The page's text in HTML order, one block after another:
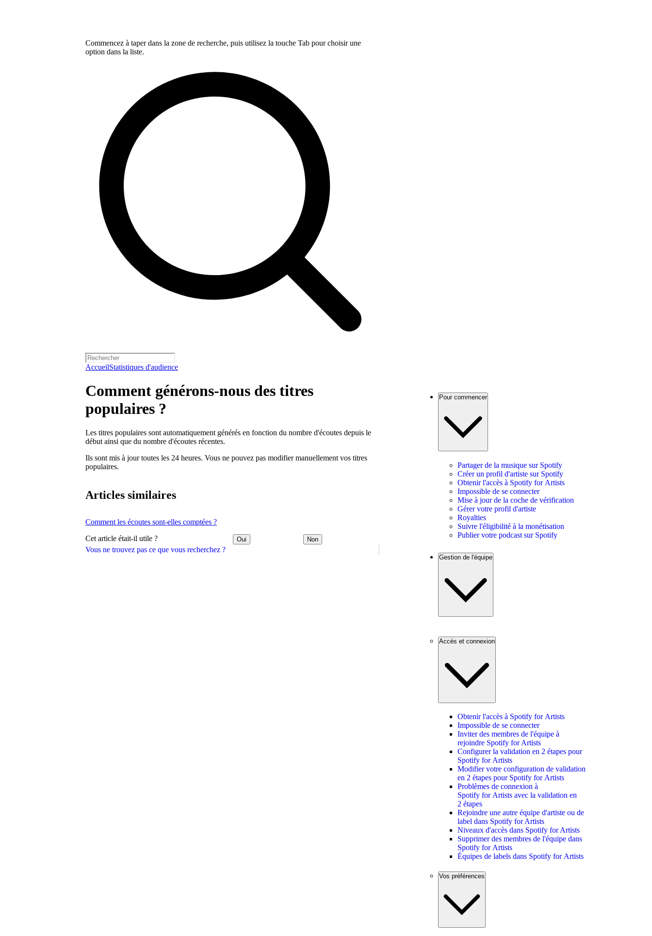
Commencez à taper dans la zone de recherche, puis utilisez la touche Tab pour choisir une
option dans la liste.
AccueilStatistiques d'audience
Vous ne trouvez pas ce que vous recherchez ?
Comment générons-nous des titres
populaires ?
Les titres populaires sont automatiquement générés en fonction du nombre d'écoutes depuis le
début ainsi que du nombre d'écoutes récentes.
Ils sont mis à jour toutes les 24 heures. Vous ne pouvez pas modifier manuellement vos titres
populaires.
Articles similaires
Comment les écoutes sont-elles comptées ?
Cet article était-il utile ? Oui Non
Pour commencer
Partager de la musique sur Spotify
Créer un profil d'artiste sur Spotify
Obtenir l'accès à Spotify for Artists
Impossible de se connecter
Mise à jour de la coche de vérification
Gérer votre profil d'artiste
Royalties
Suivre l'éligibilité à la monétisation
Publier votre podcast sur Spotify
Gestion de l'équipe
Accès et connexion
Obtenir l'accès à Spotify for Artists
Impossible de se connecter
Inviter des membres de l'équipe à
rejoindre Spotify for Artists
Configurer la validation en 2 étapes pour
Spotify for Artists
Modifier votre configuration de validation
en 2 étapes pour Spotify for Artists
Problèmes de connexion à
Spotify for Artists avec la validation en
2 étapes
Rejoindre une autre équipe d'artiste ou de
label dans Spotify for Artists
Niveaux d'accès dans Spotify for Artists
Supprimer des membres de l'équipe dans
Spotify for Artists
Équipes de labels dans Spotify for Artists
Vos préférences